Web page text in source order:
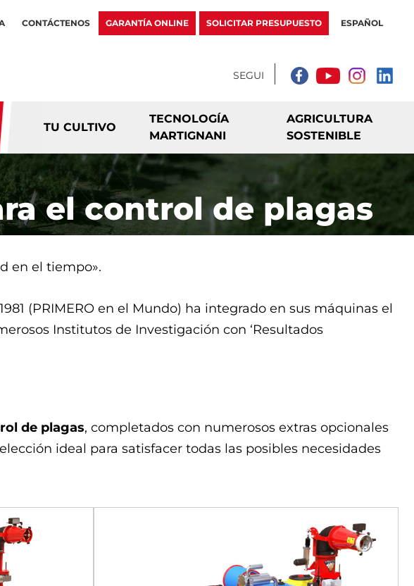
CONTÁCTENOS GARANTÍA ONLINE SOLICITAR PRESUPUESTO ESPAÑOL
TU CULTIVO
TECNOLOGÍA
MARTIGNANI
AGRICULTURA
SOSTENIBLE
el control de plagas
en el tiempo».
(PRIMERO en el Mundo) ha integrado en sus máquinas el
Institutos de Investigación con ‘Resultados
de plagas, completados con numerosos extras opcionales
ideal para satisfacer todas las posibles necesidades